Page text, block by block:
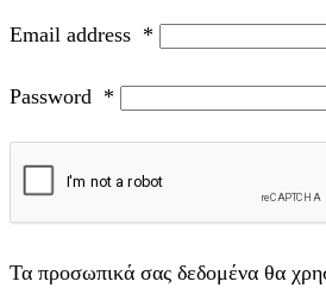
Email address *
Password *
Τα προσωπικά σας δεδομένα θα